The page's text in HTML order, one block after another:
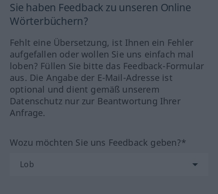
Sie haben Feedback zu unseren Online
Wörterbüchern?
Fehlt eine Übersetzung, ist Ihnen ein Fehler
aufgefallen oder wollen Sie uns einfach mal
loben? Füllen Sie bitte das Feedback-Formular
aus. Die Angabe der E-Mail-Adresse ist
optional und dient gemäß unserem
Datenschutz nur zur Beantwortung Ihrer
Anfrage.
Wozu möchten Sie uns Feedback geben?*